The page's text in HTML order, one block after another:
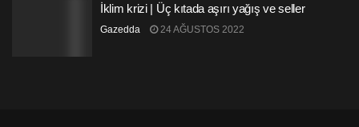
İklim krizi | Üç kıtada aşırı yağış ve seller
Gazedda 24 AĞUSTOS 2022